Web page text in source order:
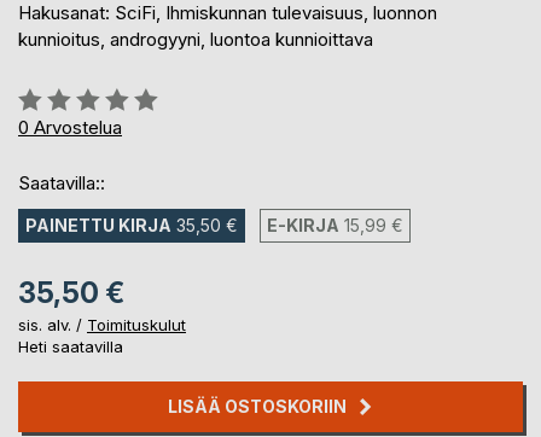
Hakusanat: SciFi, Ihmiskunnan tulevaisuus, luonnon
kunnioitus, androgyyni, luontoa kunnioittava
Arvostelu::
0%
0 Arvostelua
Saatavilla::
PAINETTU KIRJA 35,50 € E-KIRJA 15,99 €
35,50 €
sis. alv. / Toimituskulut
Heti saatavilla
LISÄÄ OSTOSKORIIN